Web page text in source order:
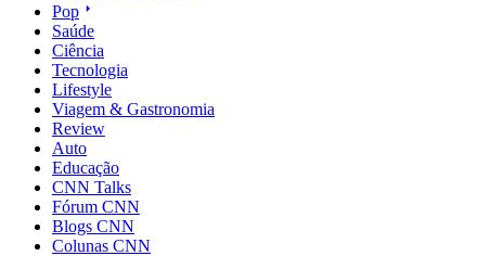
Pop
Saúde
Ciência
Tecnologia
Lifestyle
Viagem & Gastronomia
Review
Auto
Educação
CNN Talks
Fórum CNN
Blogs CNN
Colunas CNN